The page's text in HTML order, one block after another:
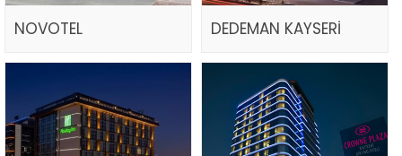
NOVOTEL DEDEMAN KAYSERİ